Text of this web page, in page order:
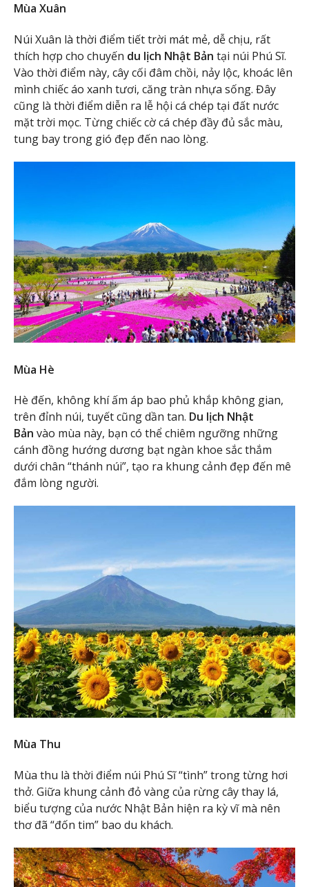
Mùa Xuân
Núi Xuân là thời điểm tiết trời mát mẻ, dễ chịu, rất
thích hợp cho chuyến du lịch Nhật Bản tại núi Phú Sĩ.
Vào thời điểm này, cây cối đâm chồi, nảy lộc, khoác lên
mình chiếc áo xanh tươi, căng tràn nhựa sống. Đây
cũng là thời điểm diễn ra lễ hội cá chép tại đất nước
mặt trời mọc. Từng chiếc cờ cá chép đầy đủ sắc màu,
tung bay trong gió đẹp đến nao lòng.
Mùa Hè
Hè đến, không khí ấm áp bao phủ khắp không gian,
trên đỉnh núi, tuyết cũng dần tan. Du lịch Nhật
Bản vào mùa này, bạn có thể chiêm ngưỡng những
cánh đồng hướng dương bạt ngàn khoe sắc thắm
dưới chân “thánh núi”, tạo ra khung cảnh đẹp đến mê
đắm lòng người.
Mùa Thu
Mùa thu là thời điểm núi Phú Sĩ “tình” trong từng hơi
thở. Giữa khung cảnh đỏ vàng của rừng cây thay lá,
biểu tượng của nước Nhật Bản hiện ra kỳ vĩ mà nên
thơ đã “đốn tim” bao du khách.